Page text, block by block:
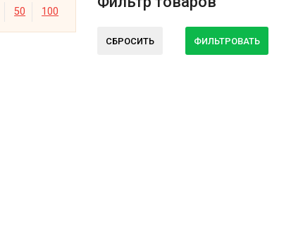
СБРОСИТЬ ФИЛЬТРОВАТЬ
50 100